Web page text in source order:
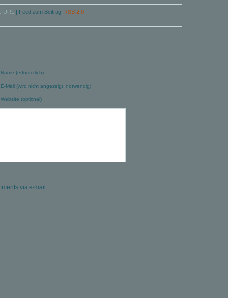
URL | Feed zum Beitrag: RSS 2.0
Name (erforderlich)
E-Mail (wird nicht angezeigt, notwendig)
Website (optional)
via e-mail